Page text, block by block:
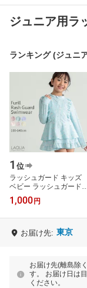
ジュニア用ラ
ランキング (ジュニ
1 位
ラッシュガード キッズ
ベビー ラッシュガード
子供 ラッシュガード 女
の子 UVカット 紫外線対
1,000 円
お届け先: 東京
お届け先(離島除
す。 お届け日は
ください。